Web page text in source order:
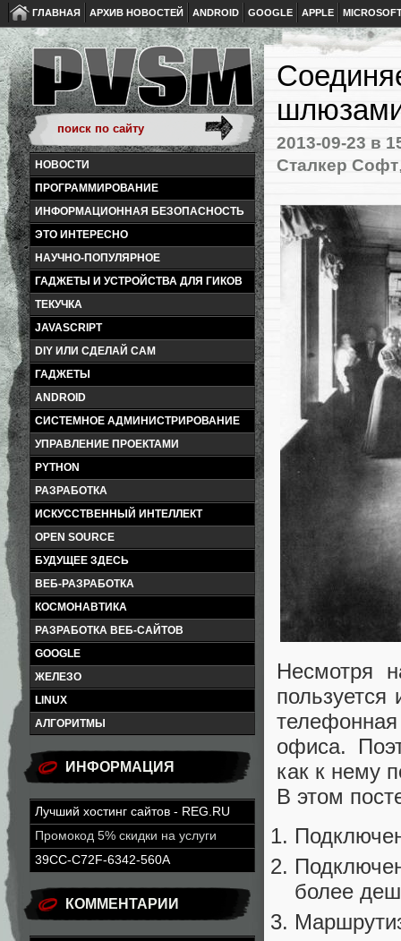
ГЛАВНАЯ АРХИВ НОВОСТЕЙ ANDROID GOOGLE APPLE
НОВОСТИ
ПРОГРАММИРОВАНИЕ
ИНФОРМАЦИОННАЯ БЕЗОПАСНОСТЬ
ЭТО ИНТЕРЕСНО
НАУЧНО-ПОПУЛЯРНОЕ
ГАДЖЕТЫ И УСТРОЙСТВА ДЛЯ ГИКОВ
ТЕКУЧКА
JAVASCRIPT
DIY ИЛИ СДЕЛАЙ САМ
ГАДЖЕТЫ
ANDROID
СИСТЕМНОЕ АДМИНИСТРИРОВАНИЕ
УПРАВЛЕНИЕ ПРОЕКТАМИ
PYTHON
РАЗРАБОТКА
ИСКУССТВЕННЫЙ ИНТЕЛЛЕКТ
OPEN SOURCE
БУДУЩЕЕ ЗДЕСЬ
ВЕБ-РАЗРАБОТКА
КОСМОНАВТИКА
РАЗРАБОТКА ВЕБ-САЙТОВ
GOOGLE
ЖЕЛЕЗО
LINUX
АЛГОРИТМЫ
ИНФОРМАЦИЯ
Лучший хостинг сайтов - REG.RU
Промокод 5% скидки на услуги
39CC-C72F-6342-560A
КОММЕНТАРИИ
2013-09-23 в
Сталкер Софт
Несмотря
офиса.
как к нему
В этом
более